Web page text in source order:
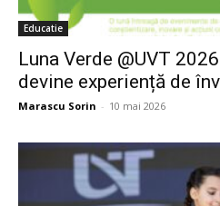
Educatie
Luna Verde @UVT
devine experiență de
Marascu Sorin - 10 mai 2026